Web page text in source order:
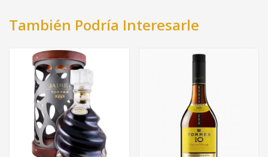
También Podría Interesarle